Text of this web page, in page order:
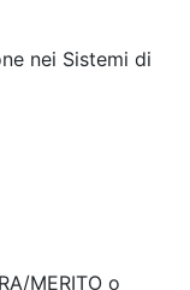
nei Sistemi di
MERITO o